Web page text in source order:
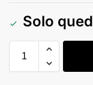
Solo